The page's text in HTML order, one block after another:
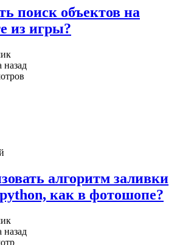
поиск объектов на
из игры?
назад
алгоритм заливки
как в фотошопе?
назад